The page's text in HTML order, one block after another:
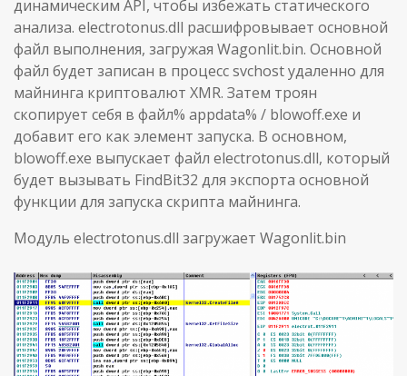
динамическим API, чтобы избежать статического
анализа. electrotonus.dll расшифровывает основной
файл выполнения, загружая Wagonlit.bin. Основной
файл будет записан в процесс svchost удаленно для
майнинга криптовалют XMR. Затем троян
скопирует себя в файл% appdata% / blowoff.exe и
добавит его как элемент запуска. В основном,
blowoff.exe выпускает файл electrotonus.dll, который
будет вызывать FindBit32 для экспорта основной
функции для запуска скрипта майнинга.
Модуль electrotonus.dll загружает Wagonlit.bin